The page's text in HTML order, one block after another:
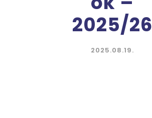
2025/26
2025.08.19.